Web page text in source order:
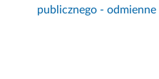
publicznego - odmienne